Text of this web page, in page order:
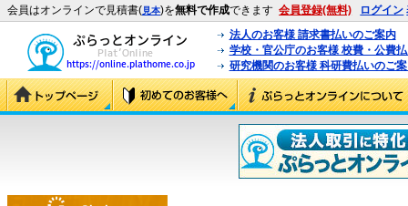
会員はオンラインで見積書(見本)を無料で作成できます 会員登録(無料) ログイン
法人のお客様 請求書払いのご案内
学校・官公庁のお客様 校費・公費
研究機関のお客様 科研費払いのご